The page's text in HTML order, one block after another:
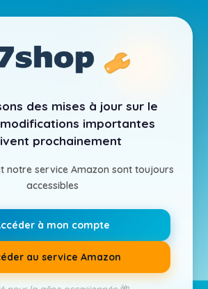
des mises à jour sur le
importantes
prochainement
notre service Amazon sont toujours
accessibles
à mon compte
au service Amazon